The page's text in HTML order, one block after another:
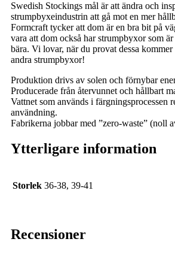
Swedish Stockings mål är att ändra och
strumpbyxeindustrin att gå mot en mer
Formcraft tycker att dom är en bra bit på
vara att dom också har strumpbyxor som
bära. Vi lovar, när du provat dessa
andra strumpbyxor!
Produktion drivs av solen och förnybar
Producerade från återvunnet och hållbart
Vattnet som används i färgningsprocessen
användning.
Fabrikerna jobbar med ”zero-waste” (noll
Ytterligare information
Storlek 36-38, 39-41
Recensioner